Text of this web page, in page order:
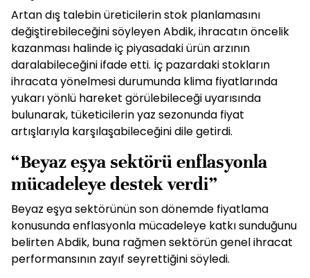
Artan dış talebin üreticilerin stok planlamasını
değiştirebileceğini söyleyen Abdik, ihracatın öncelik
kazanması halinde iç piyasadaki ürün arzının
daralabileceğini ifade etti. İç pazardaki stokların
ihracata yönelmesi durumunda klima fiyatlarında
yukarı yönlü hareket görülebileceği uyarısında
bulunarak, tüketicilerin yaz sezonunda fiyat
artışlarıyla karşılaşabileceğini dile getirdi.
“Beyaz eşya sektörü enflasyonla
mücadeleye destek verdi”
Beyaz eşya sektörünün son dönemde fiyatlama
konusunda enflasyonla mücadeleye katkı sunduğunu
belirten Abdik, buna rağmen sektörün genel ihracat
performansının zayıf seyrettiğini söyledi.